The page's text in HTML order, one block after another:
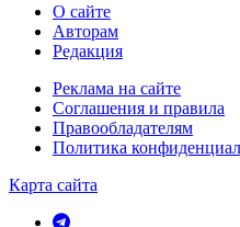
О сайте
Авторам
Редакция
Реклама на сайте
Соглашения и правила
Правообладателям
Политика
Карта сайта